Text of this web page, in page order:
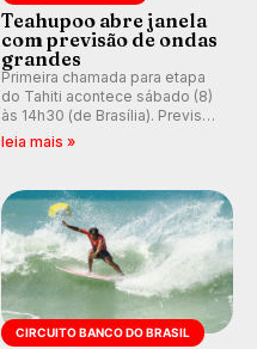
Teahupoo abre janela
com previsão de ondas
grandes
Primeira chamada para etapa
do Tahiti acontece sábado (8)
às 14h30 (de Brasília). Previsão
indica swell consistente.
Kelly Slater convidado.
leia mais »
CIRCUITO BANCO DO BRASIL